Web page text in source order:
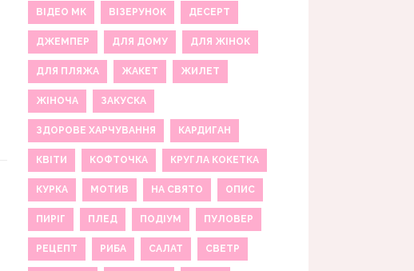
ВІДЕО МК ВІЗЕРУНОК ДЕСЕРТ
ДЖЕМПЕР ДЛЯ ДОМУ ДЛЯ ЖІНОК
ДЛЯ ПЛЯЖА ЖАКЕТ ЖИЛЕТ
ЖІНОЧА ЗАКУСКА
ЗДОРОВЕ ХАРЧУВАННЯ КАРДИГАН
КВІТИ КОФТОЧКА КРУГЛА КОКЕТКА
КУРКА МОТИВ НА СВЯТО ОПИС
ПИРІГ ПЛЕД ПОДІУМ ПУЛОВЕР
РЕЦЕПТ РИБА САЛАТ СВЕТР